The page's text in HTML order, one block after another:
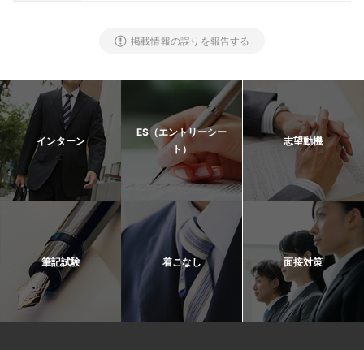
掲載情報の誤りを報告する
インターン
ES（エントリーシー
ト）
志望動機
筆記試験 着こなし 面接対策